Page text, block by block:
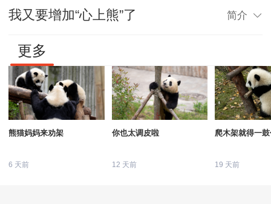
我又要增加“心上熊”了 简介
更多
熊猫妈妈来劝架
6 天前
你也太调皮啦
12 天前
爬木架就得一
19 天前